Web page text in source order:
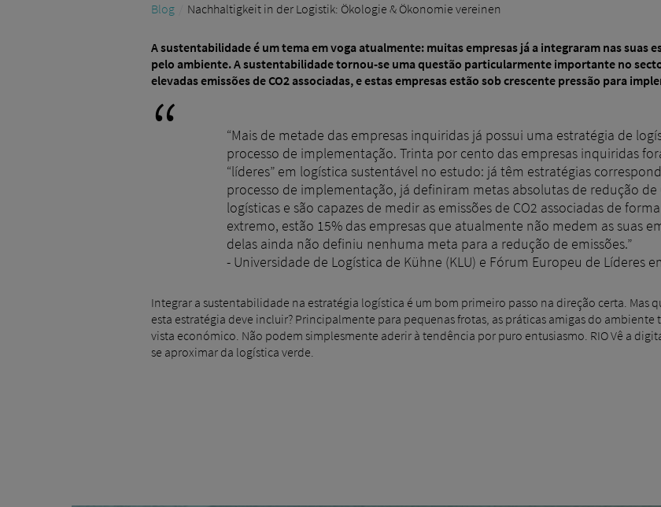
Blog Nachhaltigkeit in der Logistik: Ökologie & Ökonomie vereinen
A sustentabilidade é um tema em voga atualmente: muitas empresas já a integraram nas suas
pelo ambiente. A sustentabilidade tornou-se uma questão particularmente importante no
elevadas emissões de CO2 associadas, e estas empresas estão sob crescente pressão para
“Mais de metade das empresas inquiridas já possui uma estratégia de
processo de implementação. Trinta por cento das empresas inquiridas
“líderes” em logística sustentável no estudo: já têm estratégias
processo de implementação, já definiram metas absolutas de redução de
logísticas e são capazes de medir as emissões de CO2 associadas de
extremo, estão 15% das empresas que atualmente não medem as suas
delas ainda não definiu nenhuma meta para a redução de emissões.”
- Universidade de Logística de Kühne (KLU) e Fórum Europeu de Líderes
Integrar a sustentabilidade na estratégia logística é um bom primeiro passo na direção certa. Mas
esta estratégia deve incluir? Principalmente para pequenas frotas, as práticas amigas do
vista económico. Não podem simplesmente aderir à tendência por puro entusiasmo. RIO Vê a
se aproximar da logística verde.